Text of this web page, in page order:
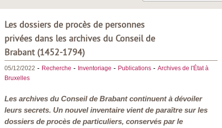
Les dossiers de procès de personnes
privées dans les archives du Conseil de
Brabant (1452-1794)
05/12/2022 - Recherche - Inventoriage - Publications- Archives de l'État à
Bruxelles
Les archives du Conseil de Brabant continuent à dévoiler
leurs secrets. Un nouvel inventaire vient de paraître sur les
dossiers de procès de particuliers, conservés par le